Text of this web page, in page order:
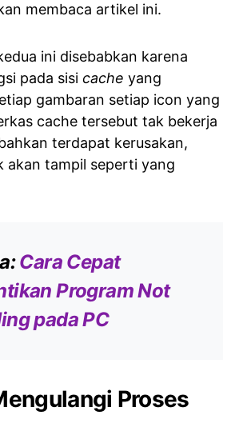
membaca artikel ini.
ini disebabkan karena
pada sisi cache yang
gambaran setiap icon yang
cache tersebut tak bekerja
terdapat kerusakan,
akan tampil seperti yang
Cara Cepat
Program Not
pada PC
Proses